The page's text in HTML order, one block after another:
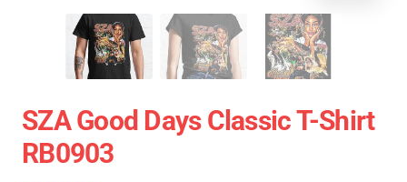
SZA Good Days Classic T-Shirt
RB0903